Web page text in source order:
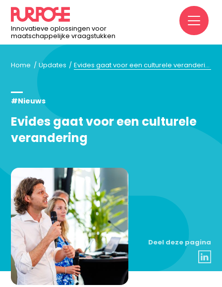
Innovatieve oplossingen voor
maatschappelijke vraagstukken
Home Updates Evides gaat voor een culturele verandering
#Nieuws
Evides gaat voor een culturele
verandering
Deel deze pagina